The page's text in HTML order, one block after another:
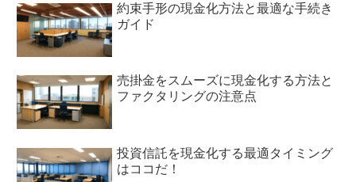
約束手形の現金化方法と最適な手続き
ガイド
売掛金をスムーズに現金化する方法と
ファクタリングの注意点
投資信託を現金化する最適タイミング
はココだ！